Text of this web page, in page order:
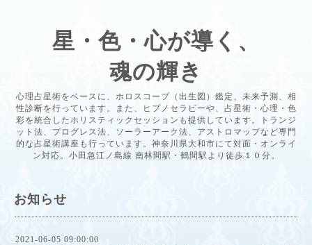
星・色・心が導く、
魂の輝き
心理占星術をベースに、ホロスコープ（出生図）鑑定、未来予測、相
性診断を行っています。また、ヒプノセラピーや、占星術・心理・色
彩を統合したホリスティックセッションも提供しています。トランジ
ット法、プログレス法、ソーラーアーク法、アストロマップなど専門
的な占星術講座も行っています。神奈川県大和市にて対面・オンライ
ン対応。小田急江ノ島線 南林間駅・鶴間駅より徒歩１０分。
お知らせ
2021-06-05 09:00:00